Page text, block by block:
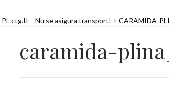
PL ctg.II – Nu se asigura transport! CARAMIDA-
caramida-